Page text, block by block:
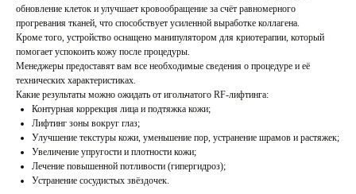
обновление клеток и улучшает кровообращение за счёт равномерного
прогревания тканей, что способствует усиленной выработке коллагена.
Кроме того, устройство оснащено манипулятором для криотерапии, который
помогает успокоить кожу после процедуры.
Менеджеры предоставят вам все необходимые сведения о процедуре и её
технических характеристиках.
Какие результаты можно ожидать от игольчатого RF-лифтинга:
Контурная коррекция лица и подтяжка кожи;
Лифтинг зоны вокруг глаз;
Улучшение текстуры кожи, уменьшение пор, устранение шрамов и растяжек;
Увеличение упругости и плотности кожи;
Лечение повышенной потливости (гипергидроз);
Устранение сосудистых звёздочек.